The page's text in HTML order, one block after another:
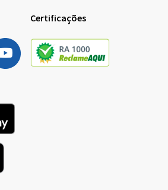
Certificações